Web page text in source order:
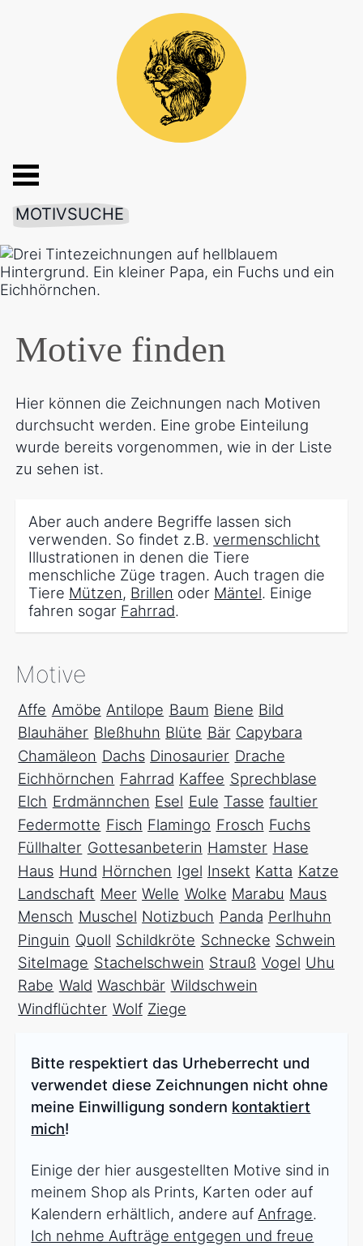
MOTIVSUCHE
Motive finden
Hier können die Zeichnungen nach Motiven
durchsucht werden. Eine grobe Einteilung
wurde bereits vorgenommen, wie in der Liste
zu sehen ist.
Aber auch andere Begriffe lassen sich
verwenden. So findet z.B.vermenschlicht
Illustrationen in denen die Tiere
menschliche Züge tragen. Auch tragen die
Tiere Mützen, Brillen oder Mäntel. Einige
fahren sogar Fahrrad.
Motive
Affe Amöbe Antilope Baum Biene Bild
Blauhäher Bleßhuhn Blüte Bär Capybara
Chamäleon Dachs Dinosaurier Drache
Eichhörnchen Fahrrad Kaffee Sprechblase
Elch Erdmännchen Esel Eule Tasse faultier
Federmotte Fisch Flamingo Frosch Fuchs
Füllhalter Gottesanbeterin Hamster Hase
Haus Hund Hörnchen Igel Insekt Katta Katze
Landschaft Meer Welle Wolke Marabu Maus
Mensch Muschel Notizbuch Panda Perlhuhn
Pinguin Quoll Schildkröte Schnecke Schwein
SiteImage Stachelschwein Strauß Vogel Uhu
Rabe Wald Waschbär Wildschwein
Windflüchter Wolf Ziege
Bitte respektiert das Urheberrecht und
verwendet diese Zeichnungen nicht ohne
meine Einwilligung sondern kontaktiert
mich!
Einige der hier ausgestellten Motive sind in
meinem Shop als Prints, Karten oder auf
Kalendern erhältlich, andere auf Anfrage.
Ich nehme Aufträge entgegen und freue